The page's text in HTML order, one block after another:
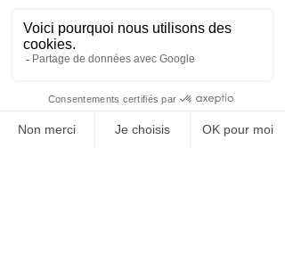
donc adopter une vision à long terme
et considérer ces dépenses comme
humain.
La gestion de la résistance au